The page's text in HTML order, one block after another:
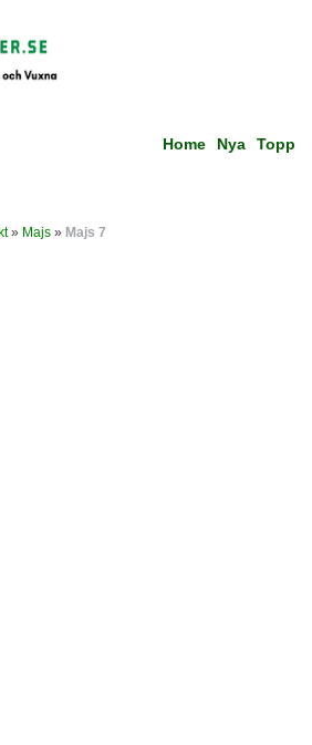
Home Nya Topp
» Majs » Majs 7